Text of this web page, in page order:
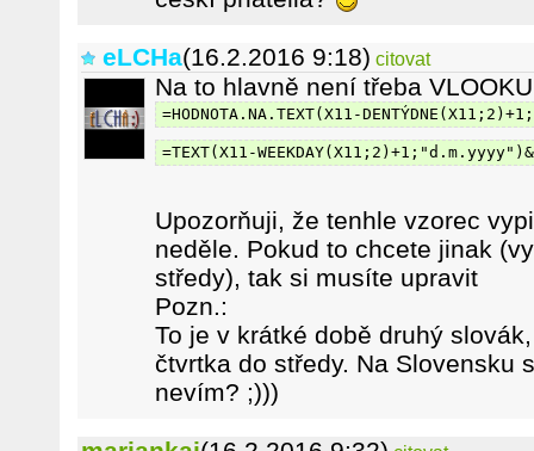
eLCHa(16.2.2016 9:18) citovat
Na to hlavně není třeba
=HODNOTA.NA.TEXT(X11-
=TEXT(X11-
Upozorňuji, že tenhle vzorec
neděle. Pokud to chcete jinak
středy), tak si musíte upravit
Pozn.:
To je v krátké době druhý
čtvrtka do středy. Na Slovensku
nevím? ;)))